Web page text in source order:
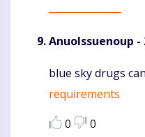
AnuoIssuenoup -
Komentaras
blue sky drugs
requirements
0
0